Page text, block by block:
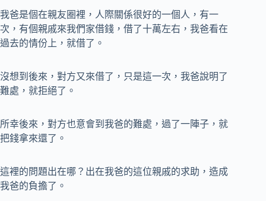
我爸是個在親友圈裡，人際關係很好的一個人，有一
次，有個親戚來我們家借錢，借了十萬左右，我爸看在
過去的情份上，就借了。
沒想到後來，對方又來借了，只是這一次，我爸說明了
難處，就拒絕了。
所幸後來，對方也意會到我爸的難處，過了一陣子，就
把錢拿來還了。
這裡的問題出在哪？出在我爸的這位親戚的求助，造成
我爸的負擔了。